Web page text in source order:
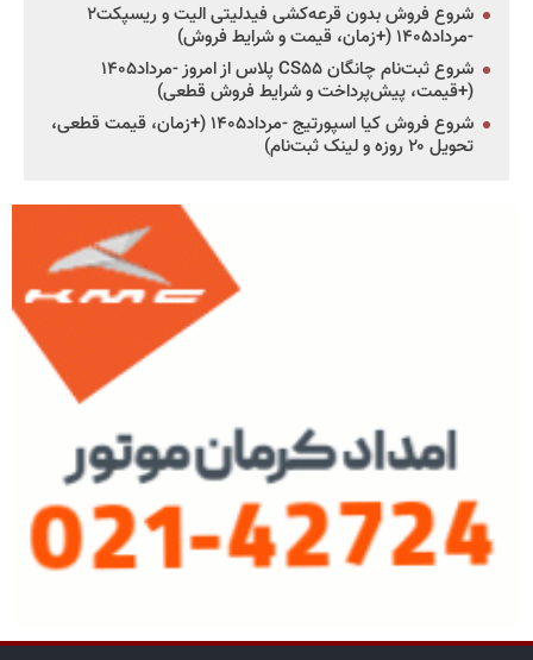
شروع فروش بدون قرعه‌کشی فیدلیتی الیت و ریسپکت۲
-مرداد۱۴۰۵ (+زمان، قیمت و شرایط فروش)
شروع ثبت‌نام چانگان CS۵۵ پلاس از امروز -مرداد۱۴۰۵
(+قیمت، پیش‌پرداخت و شرایط فروش قطعی)
شروع فروش کیا اسپورتیج -مرداد۱۴۰۵ (+زمان، قیمت قطعی،
تحویل ۲۰ روزه و لینک ثبت‌نام)